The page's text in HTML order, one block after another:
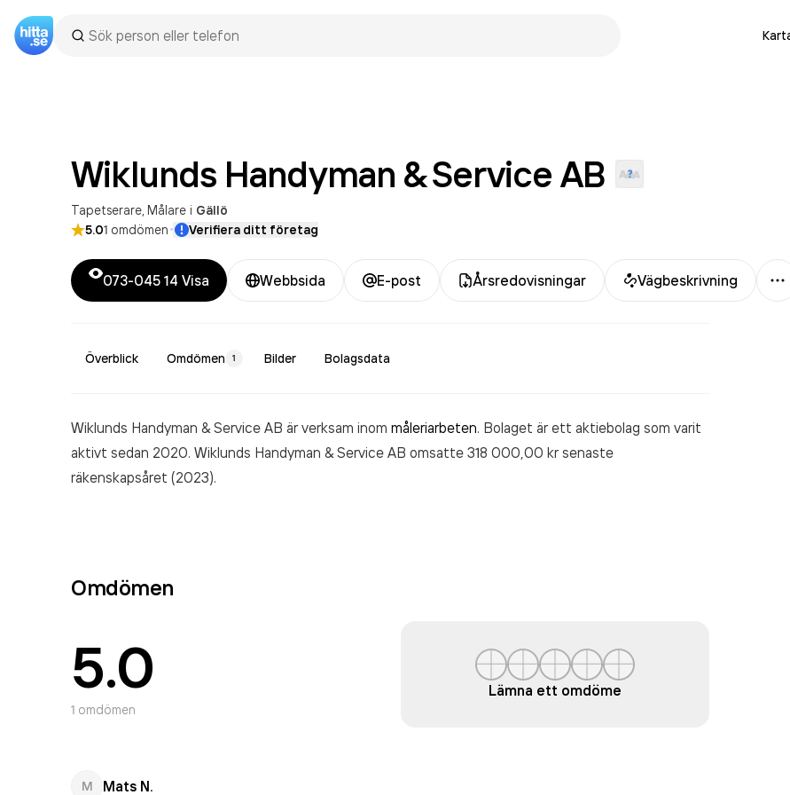
Wiklunds Handyman & Service AB
Tapetserare Målare i Gällö
5.01 omdömen· Verifiera ditt företag
073-045 14 Visa Webbsida E-post Årsredovisningar Vägbeskrivning
Överblick Omdömen 1 Bilder Bolagsdata
Wiklunds Handyman & Service AB är verksam inom måleriarbeten. Bolaget är ett aktiebolag som varit
aktivt sedan 2020. Wiklunds Handyman & Service AB omsatte 318 000,00 krsenaste
räkenskapsåret (2023).
Omdömen
5.0
1 omdömen
Lämna ett omdöme
M Mats N.